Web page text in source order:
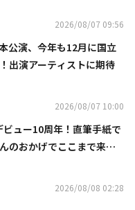
2026/08/07 09:56
公演、今年も12月に国立
出演アーティストに期待
2026/08/07 10:00
ビュー10周年！直筆手紙で
のおかげでここまで来ら
2026/08/08 02:28